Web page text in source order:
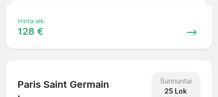
Hinta alk.
128 €
Paris Saint Germain
Sunnuntai
25 Lok